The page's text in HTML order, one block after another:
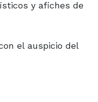
y afiches de
el auspicio del